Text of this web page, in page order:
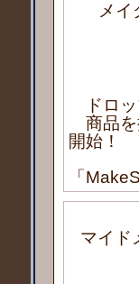
メ
ドロッ
商品を
開始！
「
マイド